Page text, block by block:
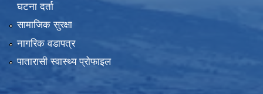
घटना दर्ता
सामाजिक सुरक्षा
नागरिक वडापत्र
पातारासी स्वास्थ्य प्रोफाइल